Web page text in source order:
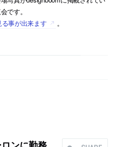
です。
事が出来ます
。